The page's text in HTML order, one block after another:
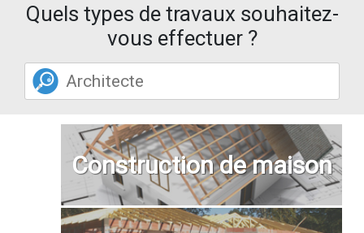
Quels types de travaux souhaitez-
vous effectuer ?
Construction de maison